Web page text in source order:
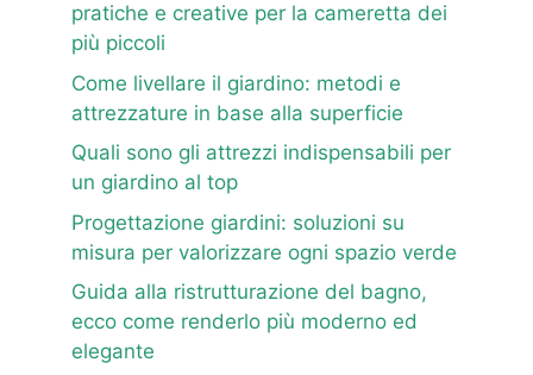
pratiche e creative per la cameretta dei
più piccoli
Come livellare il giardino: metodi e
attrezzature in base alla superficie
Quali sono gli attrezzi indispensabili per
un giardino al top
Progettazione giardini: soluzioni su
misura per valorizzare ogni spazio verde
Guida alla ristrutturazione del bagno,
ecco come renderlo più moderno ed
elegante